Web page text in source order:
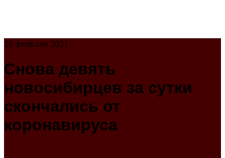
20 февраля 2021
Снова девять
новосибирцев за сутки
скончались от
коронавируса